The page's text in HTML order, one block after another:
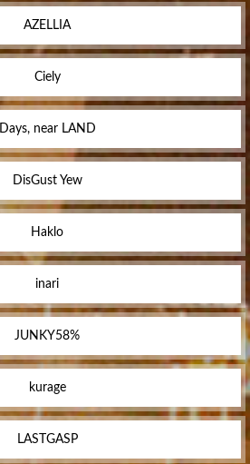
AZELLIA
Ciely
Days, near LAND
DisGust Yew
Haklo
inari
JUNKY58%
kurage
LASTGASP